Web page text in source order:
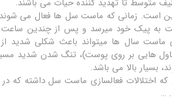
متوسط تا تهدید کننده حیات می باشند.
به پیک خود میرسد و پس از چندین
ماست سال ها میتواند باعث شکلی شدید
هایی بر روی پوست)، تنگ شدن شدید
بسیار بالا می باشد.
که اختلالات فعالسازی ماست سل داشته
…